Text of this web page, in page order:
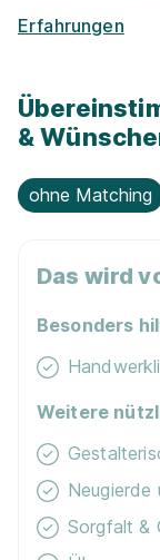
Eugen Puhl
30966
Schirmer
01.08.2026
Erfahrungen
&
ohne Matching
Das wird
Besonders
Weitere
Sorgfalt &